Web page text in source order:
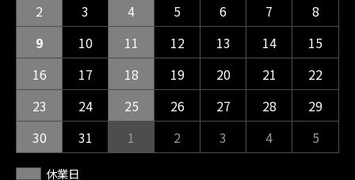
2
3 4 5 6 7
8
9
10 11 12 13 14
15
16
17 18 19 20 21
22
23
24 25 26 27 28
29
30
31 1 2 3 4 5
休業日